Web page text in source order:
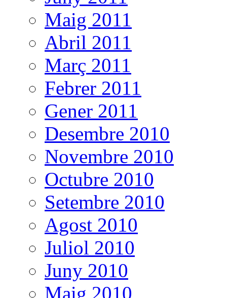
Maig 2011
Abril 2011
Març 2011
Febrer 2011
Gener 2011
Desembre 2010
Novembre 2010
Octubre 2010
Setembre 2010
Agost 2010
Juliol 2010
Juny 2010
Maig 2010